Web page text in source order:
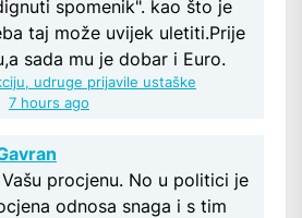
spomenik". kao što je
taj može uvijek uletiti.Prije
sada mu je dobar i Euro.
udruge prijavile ustaške
7 hours ago
procjenu. No u politici je
odnosa snaga i s tim